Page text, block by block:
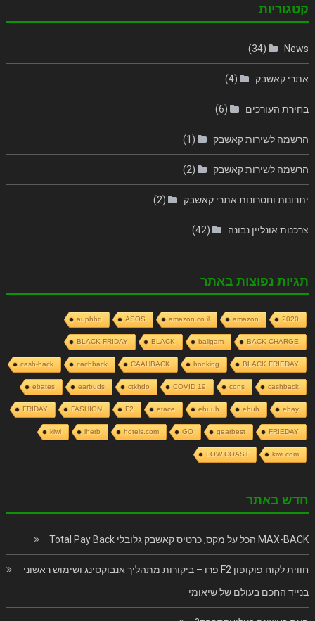
קטגוריות
News
(34)
אתרי קאשבק (4)
בחירת העורכים (6)
הרשמה לשירות קאשבק (1)
הרשמה לשירות קאשבק (2)
יתרונות וחסרונות אתרי קאשבק (2)
צרכנות אונליין נבונה (42)
תגיות נפוצות באתר
2020
amazon
amazon.co.il
ASOS
auphbd
BACK CHARGE
baligam
BLACK
BLACK FRIDAY
BLACK FRIEDAY
booking
CAAHBACK
cachback
cash-back
cashback
cons
COVID 19
ctkhdo
earbuds
ebates
ebay
ehuh
ehuuh
etace
F2
FASHION
FRIDAY
FRIEDAY
gearbest
GO
hotels.com
iherb
kiwi
kiwi.com
LOW COAST
חדש באתר
MAX-BACK הכל על מקס, כרטיס קאשבק גלובלי Total Pay Back
חווית לקוח פוקופון F2 פרו – ביקורות מתהליך אנבוקסינג ושימוש ראשוני
בנייד החכם בעולם של שיאומי